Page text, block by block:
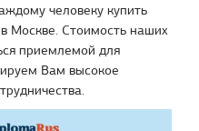
человеку купить
Москве. Стоимость наших
приемлемой для
Вам высокое